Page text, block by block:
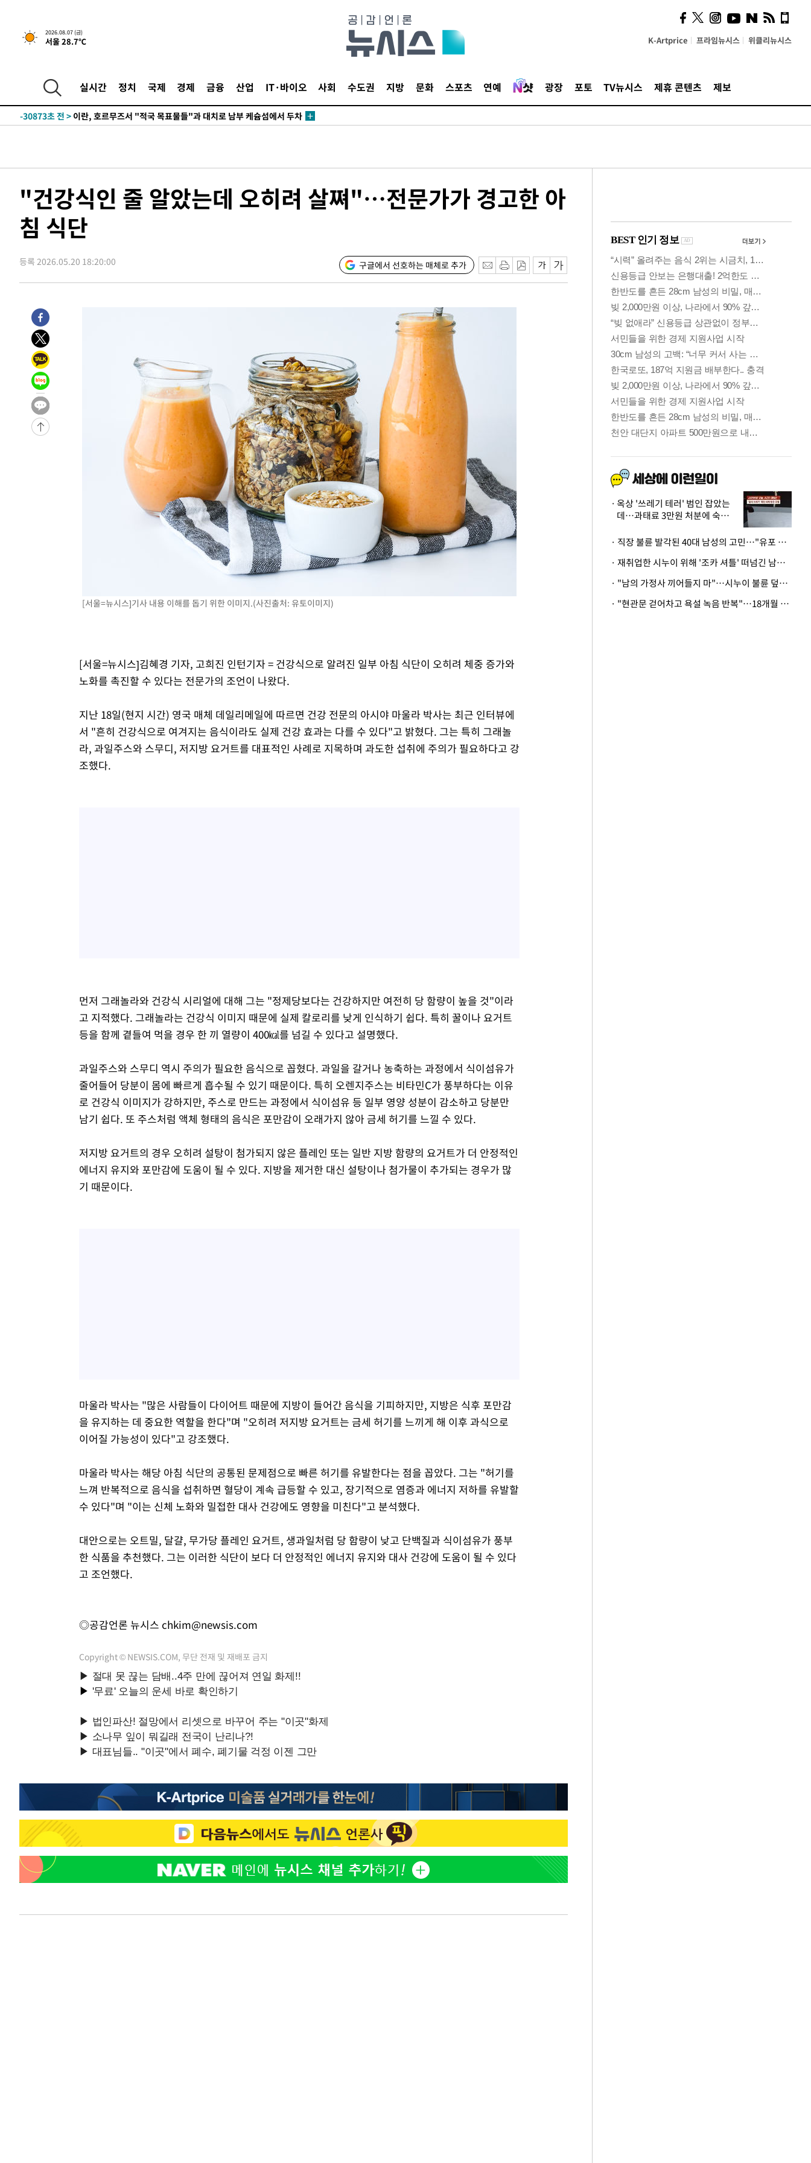
2026.08.07 (금)
서울 28.7℃ K-Artprice 프라임뉴시스 위클리뉴시스
실시간 정치 국제 경제 금융 산업 IT·바이오 사회 수도권 지방 문화 스포츠 연예 광장 포토 TV뉴시스 제휴 콘텐츠 제보
-25439초 전 >
[속보] 뉴욕증시, 일제 하락 마감…나스닥 0.06%↓
-30873초 전 >
례 큰 폭발음
-29588초 전 > [속보]美, 폴리실리콘 수입 규제…파생제품 15% 관세, 120일 후
-30873초 전 >이란, 호르무즈서 "적국 목표물들"과 대치로 남부 케슘섬에서 두차
발효
-27739초 전 >[속보]트럼프, 美 원정출산 금지 행정명령 서명
-25439초 전 >[속보] 뉴욕증시, 일제 하락 마감…나스닥 0.06%↓
"건강식인 줄 알았는데 오히려 살쪄"…전문가가 경고한 아
침 식단
등록 2026.05.20 18:20:00 구글에서 선호하는 매체로 추가
[서울=뉴시스]기사 내용 이해를 돕기 위한 이미지.(사진출처: 유토이미지)
[서울=뉴시스]김혜경 기자, 고희진 인턴기자 = 건강식으로 알려진 일부 아침 식단이 오히려 체중 증가와
노화를 촉진할 수 있다는 전문가의 조언이 나왔다.
지난 18일(현지 시간) 영국 매체 데일리메일에 따르면 건강 전문의 아시야 마울라 박사는 최근 인터뷰에
서 "흔히 건강식으로 여겨지는 음식이라도 실제 건강 효과는 다를 수 있다"고 밝혔다. 그는 특히 그래놀
라, 과일주스와 스무디, 저지방 요거트를 대표적인 사례로 지목하며 과도한 섭취에 주의가 필요하다고 강
조했다.
먼저 그래놀라와 건강식 시리얼에 대해 그는 "정제당보다는 건강하지만 여전히 당 함량이 높을 것"이라
고 지적했다. 그래놀라는 건강식 이미지 때문에 실제 칼로리를 낮게 인식하기 쉽다. 특히 꿀이나 요거트
등을 함께 곁들여 먹을 경우 한 끼 열량이 400㎉를 넘길 수 있다고 설명했다.
과일주스와 스무디 역시 주의가 필요한 음식으로 꼽혔다. 과일을 갈거나 농축하는 과정에서 식이섬유가
줄어들어 당분이 몸에 빠르게 흡수될 수 있기 때문이다. 특히 오렌지주스는 비타민C가 풍부하다는 이유
로 건강식 이미지가 강하지만, 주스로 만드는 과정에서 식이섬유 등 일부 영양 성분이 감소하고 당분만
남기 쉽다. 또 주스처럼 액체 형태의 음식은 포만감이 오래가지 않아 금세 허기를 느낄 수 있다.
저지방 요거트의 경우 오히려 설탕이 첨가되지 않은 플레인 또는 일반 지방 함량의 요거트가 더 안정적인
에너지 유지와 포만감에 도움이 될 수 있다. 지방을 제거한 대신 설탕이나 첨가물이 추가되는 경우가 많
기 때문이다.
마울라 박사는 "많은 사람들이 다이어트 때문에 지방이 들어간 음식을 기피하지만, 지방은 식후 포만감
을 유지하는 데 중요한 역할을 한다"며 "오히려 저지방 요거트는 금세 허기를 느끼게 해 이후 과식으로
이어질 가능성이 있다"고 강조했다.
마울라 박사는 해당 아침 식단의 공통된 문제점으로 빠른 허기를 유발한다는 점을 꼽았다. 그는 "허기를
느껴 반복적으로 음식을 섭취하면 혈당이 계속 급등할 수 있고, 장기적으로 염증과 에너지 저하를 유발할
수 있다"며 "이는 신체 노화와 밀접한 대사 건강에도 영향을 미친다"고 분석했다.
대안으로는 오트밀, 달걀, 무가당 플레인 요거트, 생과일처럼 당 함량이 낮고 단백질과 식이섬유가 풍부
한 식품을 추천했다. 그는 이러한 식단이 보다 더 안정적인 에너지 유지와 대사 건강에 도움이 될 수 있다
고 조언했다.
◎공감언론 뉴시스 chkim@newsis.com
Copyright © NEWSIS.COM, 무단 전재 및 재배포 금지
의견, 국토부·LH에 충실히
전달할 것"
옥상 '쓰레기 테러' 범인 잡았는
데…과태료 3만원 처분에 숙박업
· 직장 불륜 발각된 40대 남성의 고민…"유포 동료 명예훼손·협박죄 고소 가능할까"
· 재취업한 시누이 위해 '조카 셔틀' 떠넘긴 남편…아내 "난 못한다"
· "남의 가정사 끼어들지 마"…시누이 불륜 덮으려는 남편에 억울한 아내
· "현관문 걷어차고 욕설 녹음 반복"…18개월 아기 키우는 집 뒤흔든 '앞집의 비극'